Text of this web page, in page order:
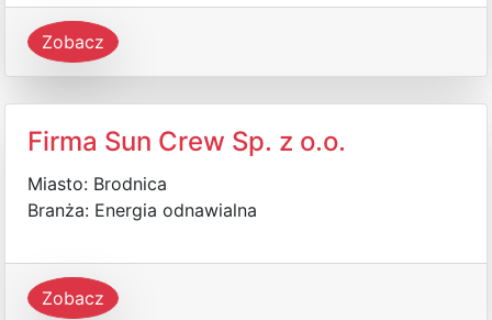
Zobacz
Firma Sun Crew Sp. z o.o.
Miasto: Brodnica
Branża: Energia odnawialna
Zobacz